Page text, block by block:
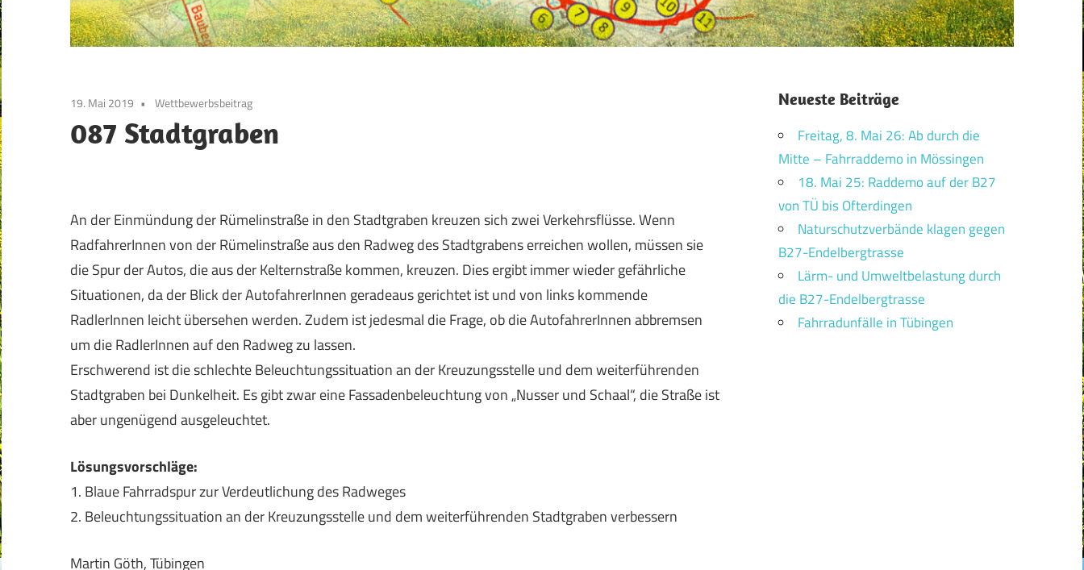
19. Mai 2019 Wettbewerbsbeitrag
087 Stadtgraben
An der Einmündung der Rümelinstraße in den Stadtgraben kreuzen sich zwei Verkehrsflüsse. Wenn
RadfahrerInnen von der Rümelinstraße aus den Radweg des Stadtgrabens erreichen wollen, müssen sie
die Spur der Autos, die aus der Kelternstraße kommen, kreuzen. Dies ergibt immer wieder gefährliche
Situationen, da der Blick der AutofahrerInnen geradeaus gerichtet ist und von links kommende
RadlerInnen leicht übersehen werden. Zudem ist jedesmal die Frage, ob die AutofahrerInnen abbremsen
um die RadlerInnen auf den Radweg zu lassen.
Erschwerend ist die schlechte Beleuchtungssituation an der Kreuzungsstelle und dem weiterführenden
Stadtgraben bei Dunkelheit. Es gibt zwar eine Fassadenbeleuchtung von „Nusser und Schaal“, die Straße ist
aber ungenügend ausgeleuchtet.
Lösungsvorschläge:
1. Blaue Fahrradspur zur Verdeutlichung des Radweges
2. Beleuchtungssituation an der Kreuzungsstelle und dem weiterführenden Stadtgraben verbessern
Martin Göth, Tübingen
Neueste Beiträge
Freitag, 8. Mai 26: Ab durch die
Mitte – Fahrraddemo in Mössingen
18. Mai 25: Raddemo auf der B27
von TÜ bis Ofterdingen
Naturschutzverbände klagen gegen
B27-Endelbergtrasse
Lärm- und Umweltbelastung durch
die B27-Endelbergtrasse
Fahrradunfälle in Tübingen